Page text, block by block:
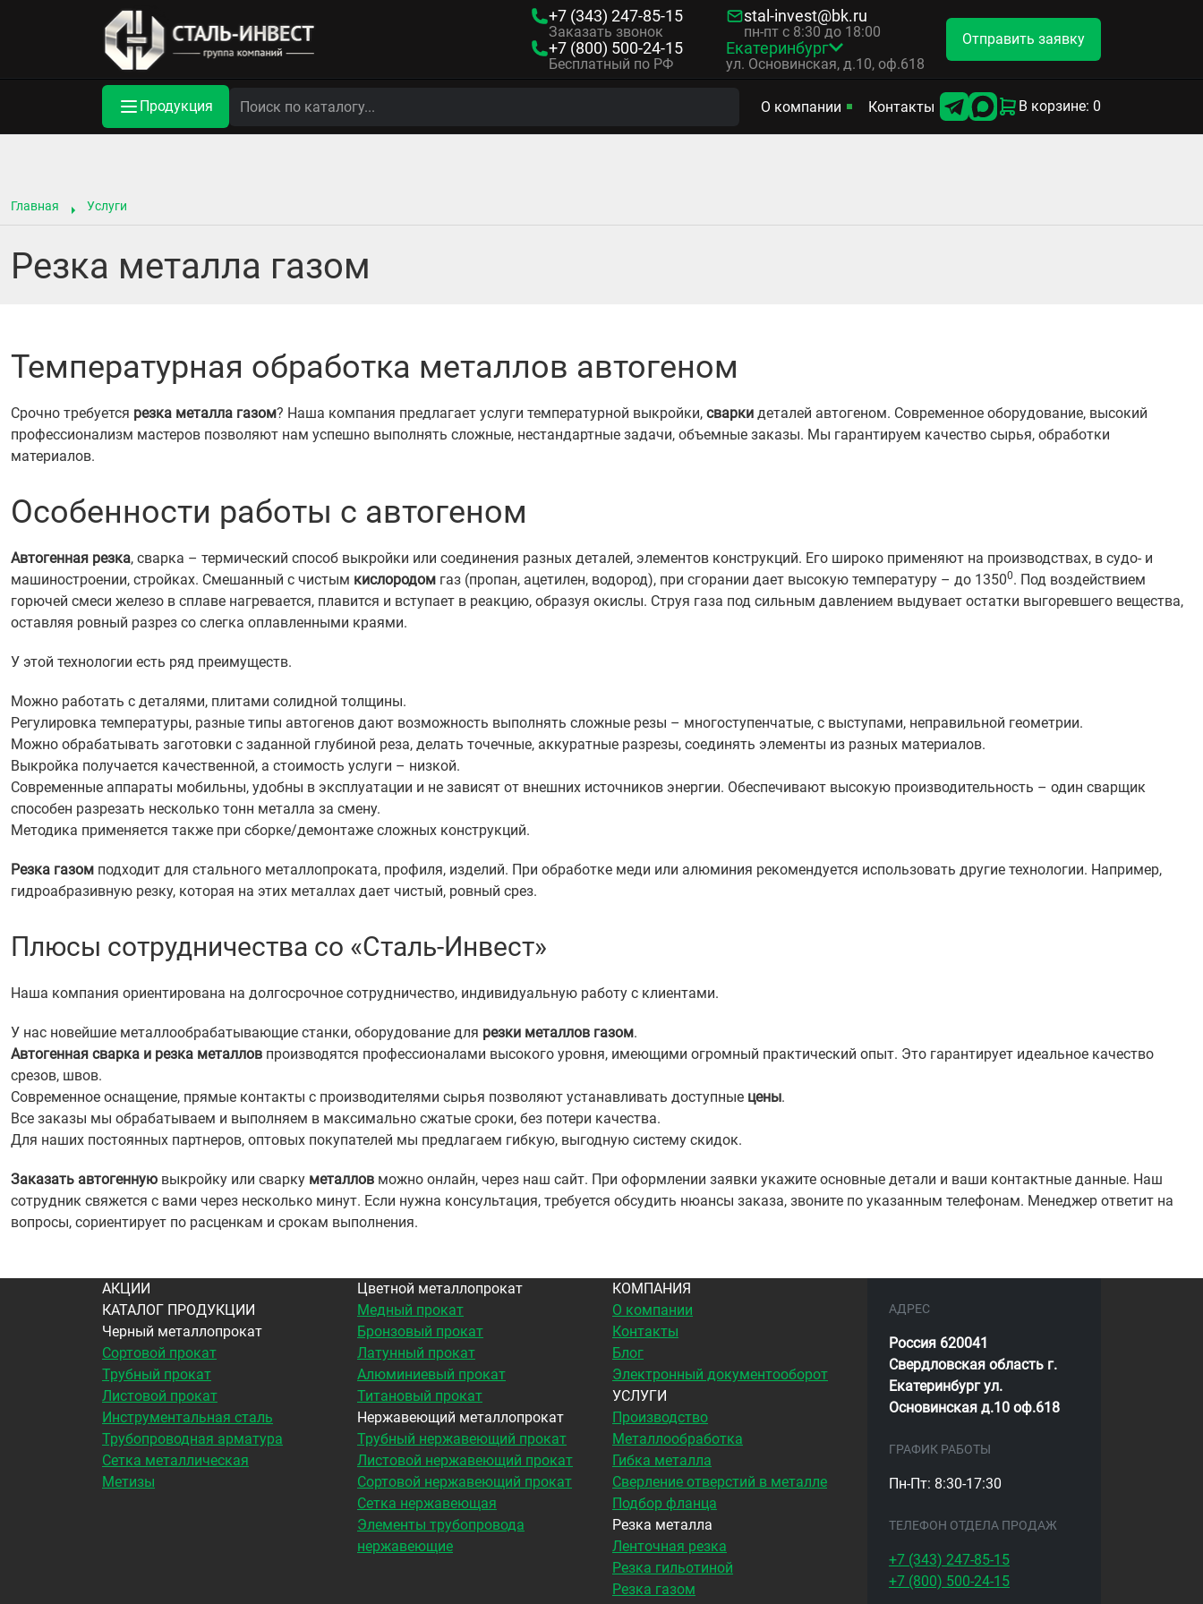
+7 (343) 247-85-15
Заказать звонок
+7 (800) 500-24-15
Бесплатный по РФ
stal-invest@bk.ru
пн-пт с 8:30 до 18:00
Екатеринбург
ул. Основинская, д.10, оф.618
Отправить заявку
Продукция О компании Контакты В корзине: 0
Главная Услуги
Резка металла газом
Температурная обработка металлов автогеном
Срочно требуется резка металла газом? Наша компания предлагает услуги температурной выкройки, сварки деталей автогеном. Современное оборудование, высокий
профессионализм мастеров позволяют нам успешно выполнять сложные, нестандартные задачи, объемные заказы. Мы гарантируем качество сырья, обработки
материалов.
Особенности работы с автогеном
Автогенная резка, сварка – термический способ выкройки или соединения разных деталей, элементов конструкций. Его широко применяют на производствах, в судо- и
машиностроении, стройках. Смешанный с чистым кислородом газ (пропан, ацетилен, водород), при сгорании дает высокую температуру – до 13500. Под воздействием
горючей смеси железо в сплаве нагревается, плавится и вступает в реакцию, образуя окислы. Струя газа под сильным давлением выдувает остатки выгоревшего вещества,
оставляя ровный разрез со слегка оплавленными краями.
У этой технологии есть ряд преимуществ.
Можно работать с деталями, плитами солидной толщины.
Регулировка температуры, разные типы автогенов дают возможность выполнять сложные резы – многоступенчатые, с выступами, неправильной геометрии.
Можно обрабатывать заготовки с заданной глубиной реза, делать точечные, аккуратные разрезы, соединять элементы из разных материалов.
Выкройка получается качественной, а стоимость услуги – низкой.
Современные аппараты мобильны, удобны в эксплуатации и не зависят от внешних источников энергии. Обеспечивают высокую производительность – один сварщик
способен разрезать несколько тонн металла за смену.
Методика применяется также при сборке/демонтаже сложных конструкций.
Резка газом подходит для стального металлопроката, профиля, изделий. При обработке меди или алюминия рекомендуется использовать другие технологии. Например,
гидроабразивную резку, которая на этих металлах дает чистый, ровный срез.
Плюсы сотрудничества со «Сталь-Инвест»
Наша компания ориентирована на долгосрочное сотрудничество, индивидуальную работу с клиентами.
У нас новейшие металлообрабатывающие станки, оборудование для резки металлов газом.
Автогенная сварка и резка металлов производятся профессионалами высокого уровня, имеющими огромный практический опыт. Это гарантирует идеальное качество
срезов, швов.
Современное оснащение, прямые контакты с производителями сырья позволяют устанавливать доступные цены.
Все заказы мы обрабатываем и выполняем в максимально сжатые сроки, без потери качества.
Для наших постоянных партнеров, оптовых покупателей мы предлагаем гибкую, выгодную систему скидок.
Заказать автогенную выкройку или сварку металлов можно онлайн, через наш сайт. При оформлении заявки укажите основные детали и ваши контактные данные. Наш
сотрудник свяжется с вами через несколько минут. Если нужна консультация, требуется обсудить нюансы заказа, звоните по указанным телефонам. Менеджер ответит на
вопросы, сориентирует по расценкам и срокам выполнения.
АКЦИИ
КАТАЛОГ ПРОДУКЦИИ
Черный металлопрокат
Сортовой прокат
Трубный прокат
Листовой прокат
Инструментальная сталь
Трубопроводная арматура
Сетка металлическая
Метизы
Цветной металлопрокат
Медный прокат
Бронзовый прокат
Латунный прокат
Алюминиевый прокат
Титановый прокат
Нержавеющий металлопрокат
Трубный нержавеющий прокат
Листовой нержавеющий прокат
Сортовой нержавеющий прокат
Сетка нержавеющая
Элементы трубопровода
нержавеющие
КОМПАНИЯ
О компании
Контакты
Блог
Электронный документооборот
УСЛУГИ
Производство
Металлообработка
Гибка металла
Сверление отверстий в металле
Подбор фланца
Резка металла
Ленточная резка
Резка гильотиной
Резка газом
АДРЕС
Россия 620041
Свердловская область г.
Екатеринбург ул.
Основинская д.10 оф.618
ГРАФИК РАБОТЫ
Пн-Пт: 8:30-17:30
ТЕЛЕФОН ОТДЕЛА ПРОДАЖ
+7 (343) 247-85-15
+7 (800) 500-24-15